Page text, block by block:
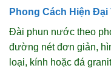
Phong Cách Hiện Đại
Đài phun nước theo
đường nét đơn giản,
loại, kính hoặc đá